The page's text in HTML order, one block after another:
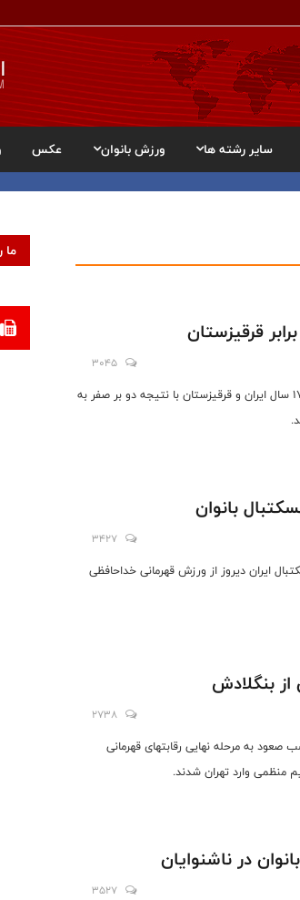
سایر رشته ها ورزش بانوان عکس
قرقیزستان
3045
دیدار تیم های فوتبال دختران زیر 17 سال ایران و قرقیزستان با نتیجه دو بر صفر به
بانوان
3427
ایران دیروز از ورزش قهرمانی خداحافظی
بنگلادش
2738
به مرحله نهایی رقابتهای قهرمانی
منظمی وارد تهران شدند.
در ناشنوایان
3527
ما